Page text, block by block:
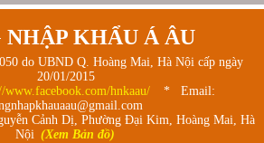
NHẬP KHẨU Á ÂU
do UBND Q. Hoàng Mai, Hà Nội cấp ngày
20/01/2015
www.facebook.com/hnkaau/
* Email:
Cảnh Dị, Phường Đại Kim, Hoàng Mai, Hà
Nội (Xem Bản đồ)